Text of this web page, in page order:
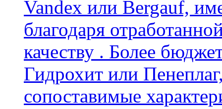
Vandex или Bergauf,
благодаря
качеству . Более
Гидрохит или
сопоставимые